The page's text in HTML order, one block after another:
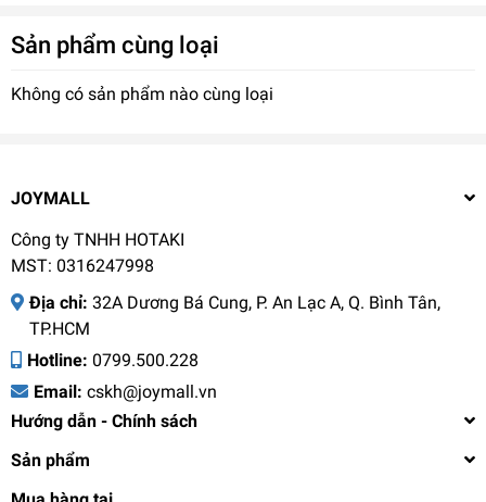
Thông số kỹ thuật
Thời gian bảo hành 6 tháng
Công dụng Giữ nhiệt nóng, lạnh
Chất liệu Thân ngoài inox 304, thân trong inox 316
Trọng lượng tịnh sản phẩm 270 g
Kích thước sản phẩm 73x70x205mm
Sản phẩm cùng loại
Không có sản phẩm nào cùng loại
JOYMALL
Công ty TNHH HOTAKI
MST: 0316247998
Địa chỉ: 32A Dương Bá Cung, P. An Lạc A, Q. Bình Tân,
TP.HCM
Hotline: 0799.500.228
Email: cskh@joymall.vn
Hướng dẫn - Chính sách
Sản phẩm